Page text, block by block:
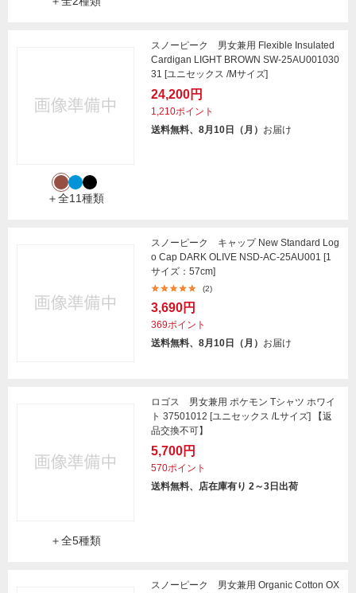
＋全11種類
スノーピーク 男女兼用 Flexible Insulated
Cardigan LIGHT BROWN SW-25AU001030
31 [ユニセックス /Mサイズ]
24,200円
1,210ポイント
送料無料、8月10日（月） お届け
スノーピーク キャップ New Standard Log
o Cap DARK OLIVE NSD-AC-25AU001 [1
サイズ：57cm]
(2)
3,690円
369ポイント
送料無料、8月10日（月） お届け
＋全5種類
ロゴス 男女兼用 ポケモン Tシャツ ホワイ
ト 37501012 [ユニセックス /Lサイズ] 【返
品交換不可】
5,700円
570ポイント
送料無料、店在庫有り 2～3日出荷
スノーピーク 男女兼用 Organic Cotton OX